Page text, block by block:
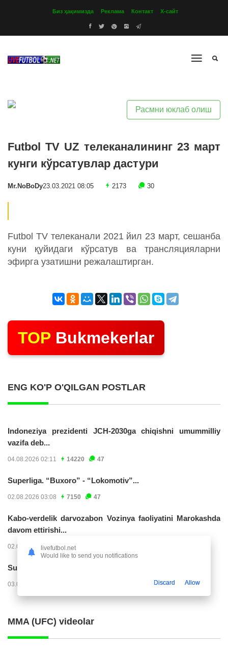
Биз ҳақимизда Реклама Контакт Х-сайт
Расмни юклаб олиш
Futbol TV UZ телеканалининг 23 март
кунги кўрсатувлар дастури
Mr.NoBoDy23.03.2021 08:05 2173 30
Futbol TV телеканали 2021 йил 23 март, сешанба
куни қуйидаги кўрсатув ва трансляцияларни
эфирга узатишни режалаштирган.
TOP Bukmekerlar
ENG KO'P O'QILGAN POSTLAR
Indoneziya prezidenti JCH-2030ga chiqishni umummilliy
vazifa deb...
04.08.2026 02:11 14220 47
Superliga. “Buxoro” - “Lokomotiv”...
02.08.2026 03:08 7150 47
Kabo-verdelik darvozabon Vozinya faoliyatini Marokashda
davom ettirishi...
02.08.2026 01:08 3900
Superliga. "Dinamo" – "Neftchi" (matnli...
03.08.2026 20:32
MMA (UFC) videolar
livefutbol.net
Would like to send you notifications
Discard Allow